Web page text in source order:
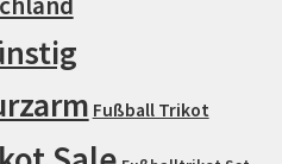
Fußball Trikot